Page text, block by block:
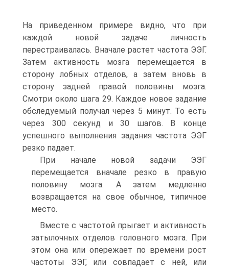
На приведенном примере видно, что при
каждой новой задаче личность
перестраивалась. Вначале растет частота ЭЭГ.
Затем активность мозга перемещается в
сторону лобных отделов, а затем вновь в
сторону задней правой половины мозга.
Смотри около шага 29. Каждое новое задание
обследуемый получал через 5 минут. То есть
через 300 секунд и 30 шагов. В конце
успешного выполнения задания частота ЭЭГ
резко падает.
При начале новой задачи ЭЭГ
перемещается вначале резко в правую
половину мозга. А затем медленно
возвращается на свое обычное, типичное
место.
Вместе с частотой прыгает и активность
затылочных отделов головного мозга. При
этом она или опережает по времени рост
частоты ЭЭГ, или совпадает с ней, или